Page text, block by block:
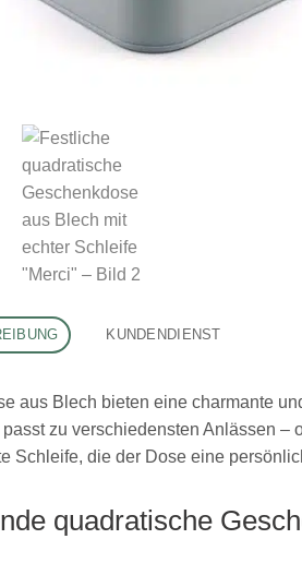
KUNDENDIENST
aus Blech bieten eine charmante
zu verschiedensten Anlässen –
Schleife, die der Dose eine
quadratische